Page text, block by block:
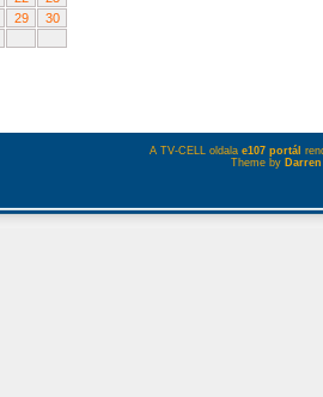
29
30
A TV-CELL oldala e107 portál
Theme by